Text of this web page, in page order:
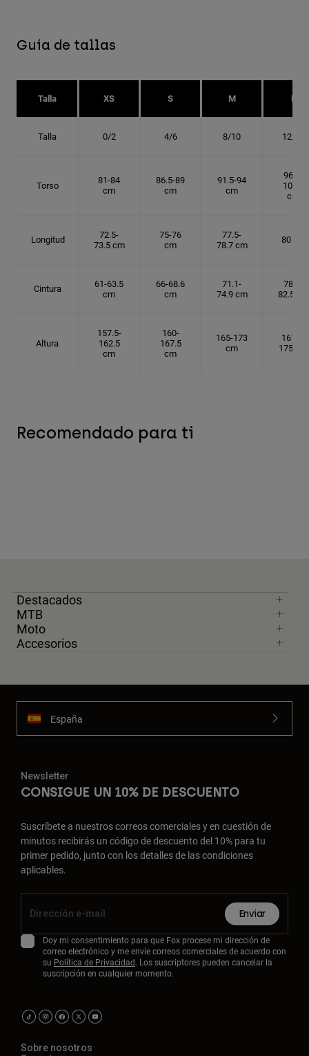
Guía de tallas
Talla XS S M L
Talla 0/2 4/6 8/10 12/14
Torso
81-84
cm
86.5-89
cm
91.5-94
cm
96.5-
101.5
cm
Longitud
72.5-
73.5 cm
75-76
cm
77.5-
78.7 cm
80 cm
Cintura
61-63.5
cm
66-68.6
cm
71.1-
74.9 cm
78.7-
82.5 cm
Altura
157.5-
162.5
cm
160-
167.5
cm
165-173
cm
167.5-
175 cm
Recomendado para ti
Destacados
MTB
Moto
Accesorios
España
Newsletter
CONSIGUE UN 10% DE DESCUENTO
Suscríbete a nuestros correos comerciales y en cuestión de
minutos recibirás un código de descuento del 10% para tu
primer pedido, junto con los detalles de las condiciones
aplicables.
Enviar
Doy mi consentimiento para que Fox procese mi dirección de
correo electrónico y me envíe correos comerciales de acuerdo con
su Política de Privacidad. Los suscriptores pueden cancelar la
suscripción en cualquier momento.
Sobre nosotros